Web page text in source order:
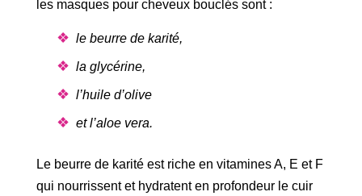
les masques pour cheveux bouclés sont :
le beurre de karité,
la glycérine,
l’huile d’olive
et l’aloe vera.
Le beurre de karité est riche en vitamines A, E et F
qui nourrissent et hydratent en profondeur le cuir